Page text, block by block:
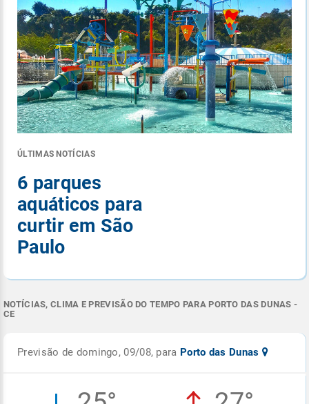
ÚLTIMAS NOTÍCIAS
6 parques
aquáticos para
curtir em São
Paulo
NOTÍCIAS, CLIMA E PREVISÃO DO TEMPO PARA PORTO DAS DUNAS -
CE
Previsão de domingo, 09/08, para Porto das Dunas